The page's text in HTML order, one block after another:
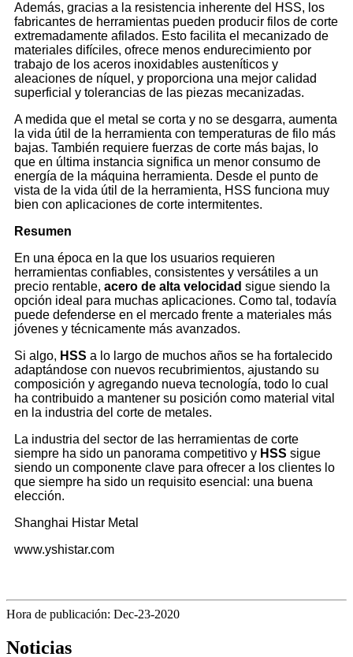
Además, gracias a la resistencia inherente del HSS, los
fabricantes de herramientas pueden producir filos de corte
extremadamente afilados. Esto facilita el mecanizado de
materiales difíciles, ofrece menos endurecimiento por
trabajo de los aceros inoxidables austeníticos y
aleaciones de níquel, y proporciona una mejor calidad
superficial y tolerancias de las piezas mecanizadas.
A medida que el metal se corta y no se desgarra, aumenta
la vida útil de la herramienta con temperaturas de filo más
bajas. También requiere fuerzas de corte más bajas, lo
que en última instancia significa un menor consumo de
energía de la máquina herramienta. Desde el punto de
vista de la vida útil de la herramienta, HSS funciona muy
bien con aplicaciones de corte intermitentes.
Resumen
En una época en la que los usuarios requieren
herramientas confiables, consistentes y versátiles a un
precio rentable, acero de alta velocidad sigue siendo la
opción ideal para muchas aplicaciones. Como tal, todavía
puede defenderse en el mercado frente a materiales más
jóvenes y técnicamente más avanzados.
Si algo, HSS a lo largo de muchos años se ha fortalecido
adaptándose con nuevos recubrimientos, ajustando su
composición y agregando nueva tecnología, todo lo cual
ha contribuido a mantener su posición como material vital
en la industria del corte de metales.
La industria del sector de las herramientas de corte
siempre ha sido un panorama competitivo y HSS sigue
siendo un componente clave para ofrecer a los clientes lo
que siempre ha sido un requisito esencial: una buena
elección.
Shanghai Histar Metal
www.yshistar.com
Hora de publicación: Dec-23-2020
Noticias